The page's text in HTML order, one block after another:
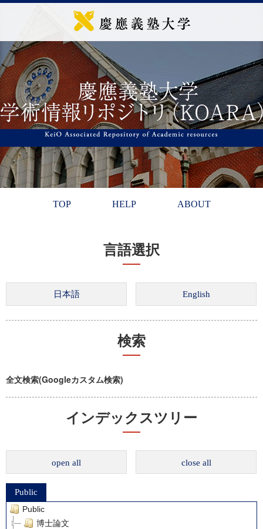
TOP HELP ABOUT
言語選択
検索
全文検索(Googleカスタム検索)
インデックスツリー
open all close all
Public
Public
博士論文